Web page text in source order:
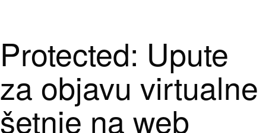
Protected: Upute
za objavu virtualne
šetnje na web